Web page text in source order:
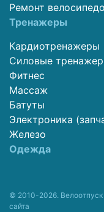
Ремонт
Тренажеры
Кардиотренажеры
Силовые
Фитнес
Массаж
Батуты
Электроника
Железо
Одежда
© 2010-2026.
сайта